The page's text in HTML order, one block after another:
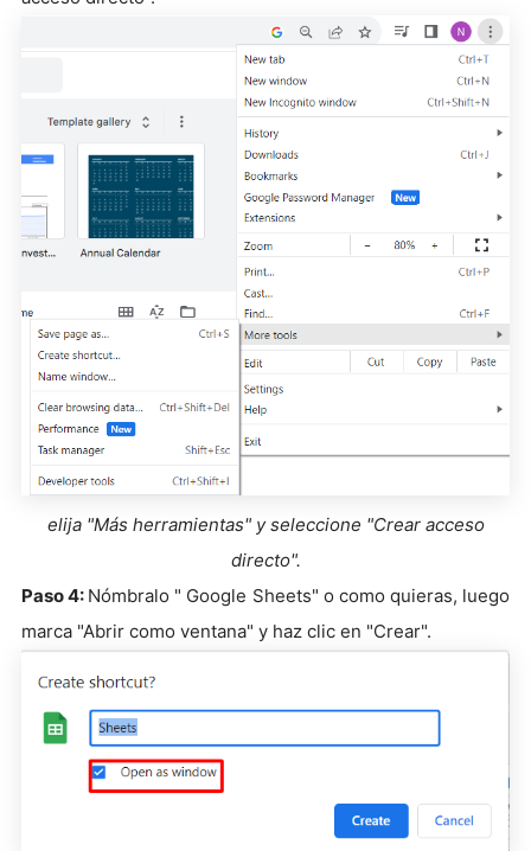
elija "Más herramientas" y seleccione "Crear acceso
directo".
Paso 4: Nómbralo " Google Sheets" o como quieras, luego
marca "Abrir como ventana" y haz clic en "Crear".